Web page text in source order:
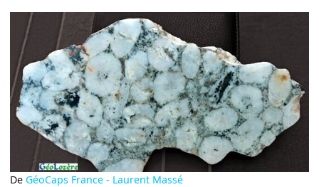
De GéoCaps France - Laurent Massé